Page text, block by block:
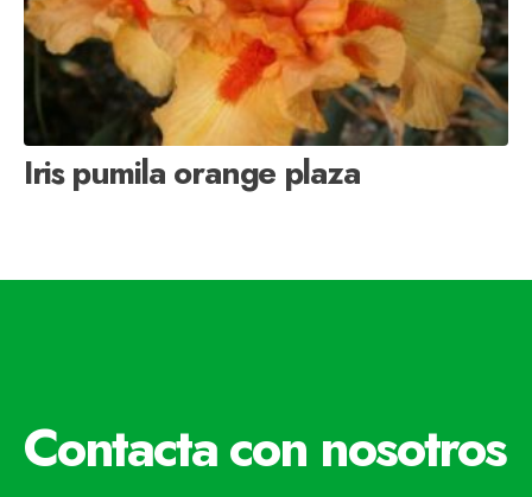
Iris pumila orange plaza
Contacta con nosotros